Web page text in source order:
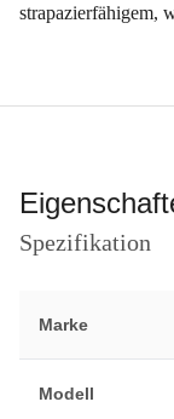
strapazierfähigem,
Spezifikation
Marke
Modell